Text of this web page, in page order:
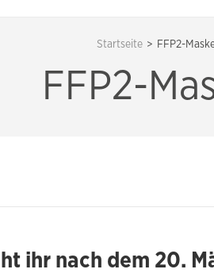
Startseite > FFP2-
FFP2-
ihr nach dem 20.